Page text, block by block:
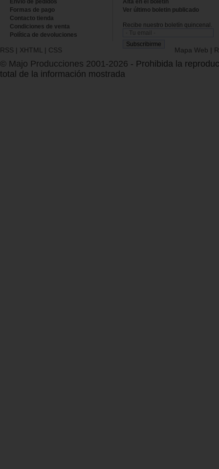
Envío de pedidos
Formas de pago
Contacto tienda
Condiciones de venta
Política de devoluciones
Alta en el boletin
Ver último boletin publicado
Recibe nuestro boletín quincenal.
RSS | XHTML | CSS Mapa Web |
© Majo Producciones 2001-2026 - Prohibida la
total de la información mostrada